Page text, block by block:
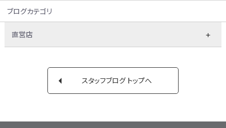
ブログカテゴリ
直営店
スタッフブログ トップへ